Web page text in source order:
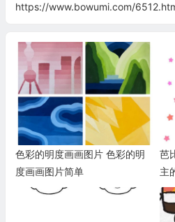
https://www.bowumi.com/
色彩的明度画画图片 色彩的明
度画画图片简单
芭
主